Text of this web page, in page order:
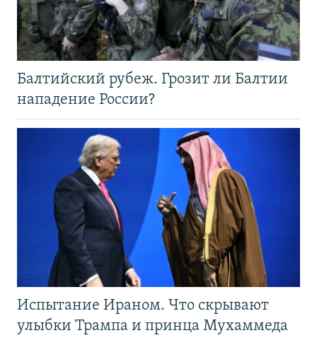
Балтийский рубеж. Грозит ли Балтии
нападение России?
Испытание Ираном. Что скрывают
улыбки Трампа и принца Мухаммеда